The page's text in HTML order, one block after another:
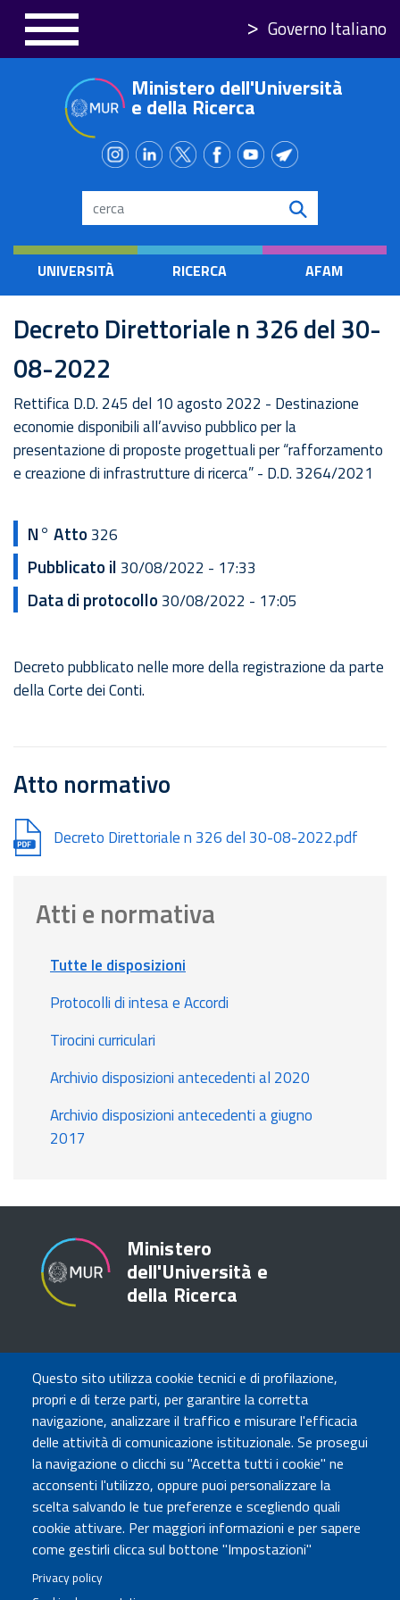
principale
Governo Italiano
Questo sito utilizza cookie tecnici e di profilazione,
propri e di terze parti, per garantire la corretta
navigazione, analizzare il traffico e misurare l'efficacia
delle attività di comunicazione istituzionale. Se prosegui
la navigazione o clicchi su "Accetta tutti i cookie" ne
acconsenti l'utilizzo, oppure puoi personalizzare la
scelta salvando le tue preferenze e scegliendo quali
cookie attivare. Per maggiori informazioni e per sapere
come gestirli clicca sul bottone "Impostazioni"
Privacy policy
Ministero dell'Università
e della Ricerca
Search
UNIVERSITÀ RICERCA AFAM
Decreto Direttoriale n 326 del 30-
08-2022
Rettifica D.D. 245 del 10 agosto 2022 - Destinazione
economie disponibili all’avviso pubblico per la
presentazione di proposte progettuali per “rafforzamento
e creazione di infrastrutture di ricerca” - D.D. 3264/2021
N° Atto 326
Pubblicato il 30/08/2022 - 17:33
Data di protocollo 30/08/2022 - 17:05
Decreto pubblicato nelle more della registrazione da parte
della Corte dei Conti.
Atto normativo
Document
Decreto Direttoriale n 326 del 30-08-2022.pdf
Atti e normativa
Tutte le disposizioni
Protocolli di intesa e Accordi
Tirocini curriculari
Archivio disposizioni antecedenti al 2020
Archivio disposizioni antecedenti a giugno
2017
Ministero
dell'Università e
della Ricerca
TRASPARENZA
Amministrazione Trasparente
Atti di notifica
Albo online
Concorsi
COMUNICA CON NOI
Urp
Posta elettronica certificata
Sedi e contatti